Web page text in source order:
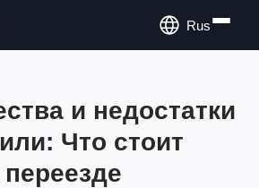
Rus
и недостатки
Что стоит